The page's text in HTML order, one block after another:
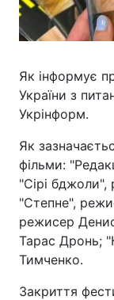
Як інформує
України з
Укрінформ.
Як
фільми:
"Сірі
"Степне",
режисер
Тарас Дронь;
Тимченко.
Закриття